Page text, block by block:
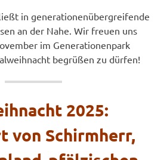
in generationenübergreifende
an der Nahe. Wir freuen uns
im Generationenpark
begrüßen zu dürfen!
2025:
von Schirmherr,